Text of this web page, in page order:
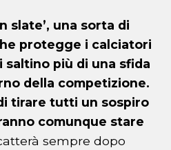
slate’, una sorta di
protegge i calciatori
più di una sfida
della competizione.
tirare tutti un sospiro
comunque stare
sempre dopo